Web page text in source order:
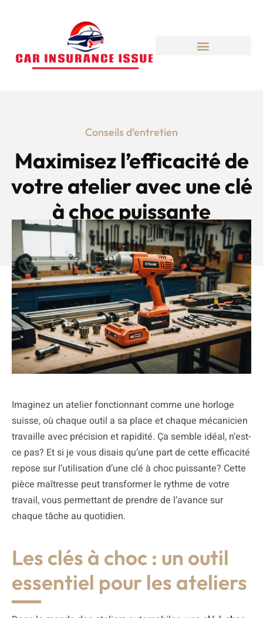
Conseils d'entretien
Maximisez l’efficacité de
votre atelier avec une clé
à choc puissante
Imaginez un atelier fonctionnant comme une horloge
suisse, où chaque outil a sa place et chaque mécanicien
travaille avec précision et rapidité. Ça semble idéal, n’est-
ce pas? Et si je vous disais qu’une part de cette efficacité
repose sur l’utilisation d’une clé à choc puissante? Cette
pièce maîtresse peut transformer le rythme de votre
travail, vous permettant de prendre de l’avance sur
chaque tâche au quotidien.
Les clés à choc : un outil
essentiel pour les ateliers